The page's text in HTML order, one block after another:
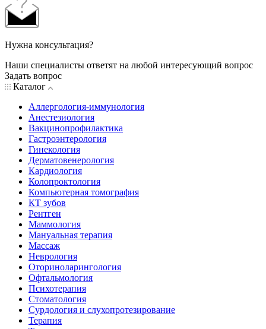
Нужна консультация?
Наши специалисты ответят на любой интересующий вопрос
Задать вопрос
Каталог
Аллергология-иммунология
Анестезиология
Вакцинопрофилактика
Гастроэнтерология
Гинекология
Дерматовенерология
Кардиология
Колопроктология
Компьютерная томография
КТ зубов
Рентген
Маммология
Мануальная терапия
Массаж
Неврология
Оториноларингология
Офтальмология
Психотерапия
Стоматология
Сурдология и слухопротезирование
Терапия